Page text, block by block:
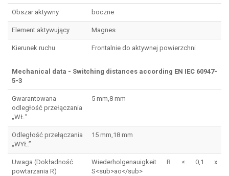
Obszar aktywny boczne
Element aktywujący Magnes
Kierunek ruchu Frontalnie do aktywnej powierzchni
Mechanical data - Switching distances according EN IEC 60947-
5-3
Gwarantowana
odległość przełączania
„WŁ.”
5 mm,8 mm
Odległość przełączania
„WYŁ.”
15 mm,18 mm
Uwaga (Dokładność
powtarzania R)
Wiederholgenauigkeit R ≤ 0,1 x
S<sub>ao</sub>